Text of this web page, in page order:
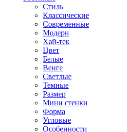
Стиль
Классические
Современные
Модерн
Хай-тек
Цвет
Белые
Венге
Светлые
Темные
Размер
Мини стенки
Форма
Угловые
Особенности